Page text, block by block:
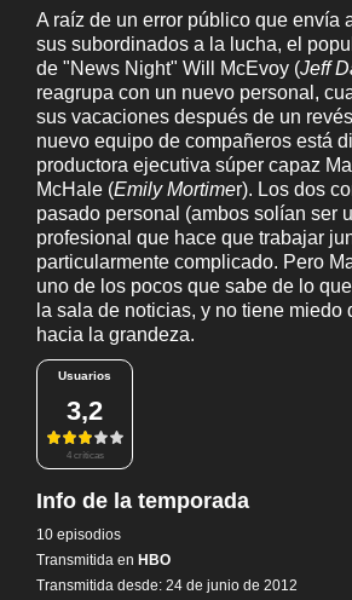
A raíz de un error público que envía
sus subordinados a la lucha, el
de "News Night" Will McEvoy (Jeff
reagrupa con un nuevo personal,
sus vacaciones después de un
nuevo equipo de compañeros está
productora ejecutiva súper capaz
McHale (Emily Mortimer). Los dos
pasado personal (ambos solían ser
profesional que hace que trabajar
particularmente complicado. Pero
uno de los pocos que sabe de lo
la sala de noticias, y no tiene miedo
hacia la grandeza.
Usuarios
3,2
4 críticas
Info de la temporada
10 episodios
Transmitida en HBO
Transmitida desde: 24 de junio de 2012